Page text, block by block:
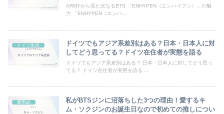
ARMYから見た次なるBTS 「ENHYPEN（エンハイフン）」の魅
力 「ENHYPEN（エンハ...
ドイツ生活
ドイツでもアジア系差別はある？日本・日本人に対
してどう思ってる？ドイツ在住者が実態を語る
ドイツでもアジア系差別はある？ 日本・日本人に対してどう思っ
てる？ ドイツ在住者が実態を語る ...
愛用品
私がBTSジンに沼落ちした3つの理由！愛するキ
ム・ソクジンのお誕生日なので初めての推しについ